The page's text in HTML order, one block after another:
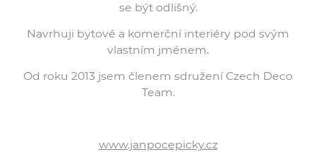
se být odlišný.
Navrhuji bytové a komerční interiéry pod svým
vlastním jménem.
Od roku 2013 jsem členem sdružení Czech Deco
Team.
www.janpocepicky.cz